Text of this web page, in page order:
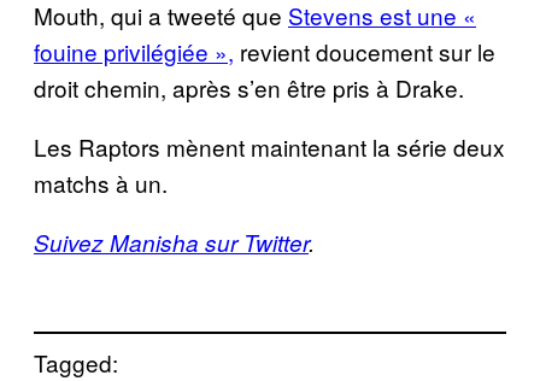
Mouth, qui a tweeté que Stevens est une «
fouine privilégiée », revient doucement sur le
droit chemin, après s’en être pris à Drake.
Les Raptors mènent maintenant la série deux
matchs à un.
Suivez Manisha sur Twitter.
Tagged: